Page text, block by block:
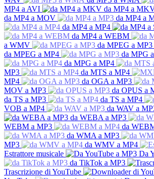
MP4 a AVI
da MP4 a
da MP4 a MOV
da MP4 a
da MP4 a MP4
da MP4 a WEBM
a WMV
da MPEG a MP3
da MPEG a MP4
da MPG
da MPG a MP4
MP3
da MTS a MP4
MP4
da OGA a MP3
MOV a MP3
da OPUS a
da TS a MP3
da TS a MP4
VOB a MP4
da WAV a
da WEBA a MP3
WEBM a MP3
da
da WMA a MP3
MP3
da WMV a MP4
Estrattore musicale
Da
da TikTok a MP3
Trascrizione di YouTube